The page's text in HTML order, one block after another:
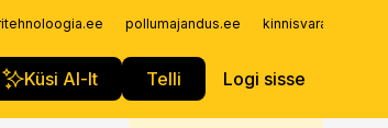
pollumajandus.ee
Küsi AI-lt Telli Logi sisse
Iseteenindus
Telli Kaubandus